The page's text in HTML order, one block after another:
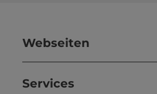
Webseiten
Services